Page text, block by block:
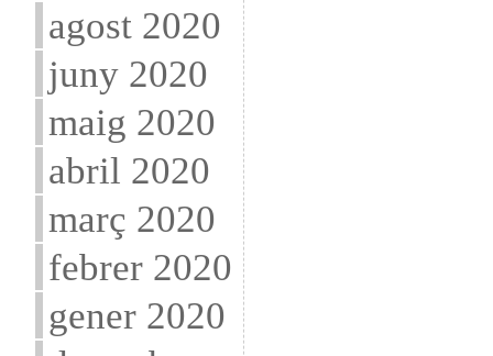
agost 2020
juny 2020
maig 2020
abril 2020
març 2020
febrer 2020
gener 2020